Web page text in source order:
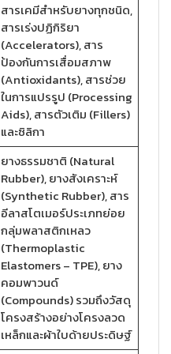
สารเคมีสำหรับยางทุกชนิด,
สารเร่งปฏิกิริยา
(Accelerators), สาร
ป้องกันการเสื่อมสภาพ
(Antioxidants), สารช่วย
ในการแปรรูป (Processing
Aids), สารตัวเติม (Fillers)
และซิลิกา
ยางธรรมชาติ (Natural
Rubber), ยางสังเคราะห์
(Synthetic Rubber), สาร
อีลาสโตเมอร์ประเภทย่อย
กลุ่มพลาสติกเหลว
(Thermoplastic
Elastomers – TPE), ยาง
คอมพาวนด์
(Compounds) รวมถึงวัสดุ
โครงสร้างอย่างโครงลวด
เหล็กและผ้าใบด้ายประดิษฐ์